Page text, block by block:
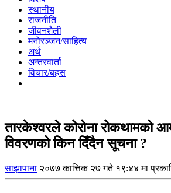
स्थानीय
राजनीति
जीवनशैली
मनोरञ्जन/साहित्य
अर्थ
अन्तरवार्ता
विचार/बहस
तारकेश्वरले कोरोना रोकथामको
विवरणको किन दिँदैन सूचना ?
साझापाना २०७७ कात्तिक २७ गते १९:४४ मा